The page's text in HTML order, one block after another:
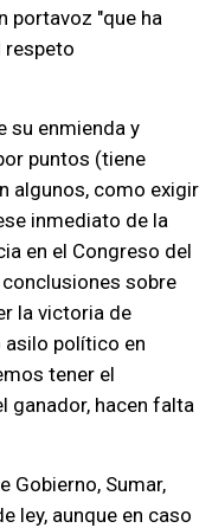
portavoz "que ha
respeto
su enmienda y
puntos (tiene
algunos, como exigir
inmediato de la
en el Congreso del
sobre
la victoria de
asilo político en
tener el
ganador, hacen falta
Gobierno, Sumar,
ley, aunque en caso